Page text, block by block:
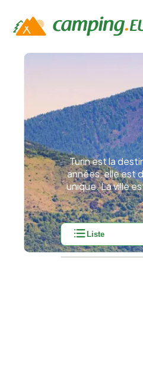
Turin est la
années, elle est
unique. La ville
Liste